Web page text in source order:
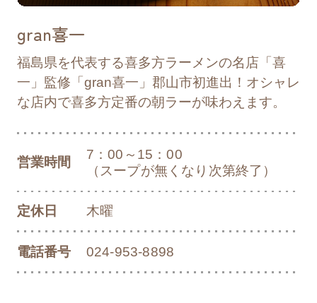
2024/08/28 お知らせ
郡山市制施行100周年記念「祝賀花火&100
年夜市」開催にあたっての注意事項
2024/08/23 お知らせ
開成山公園西側駐車場口国道49号線ラバー
ポール設置のお知らせ
年夜市」開催のお知らせ
gran喜一
福島県を代表する喜多方ラーメンの名店「喜
一」監修「gran喜一」郡山市初進出！オシャレ
な店内で喜多方定番の朝ラーが味わえます。
営業時間
7：00～15：00
（スープが無くなり次第終了）
定休日 木曜
電話番号 024-953-8898